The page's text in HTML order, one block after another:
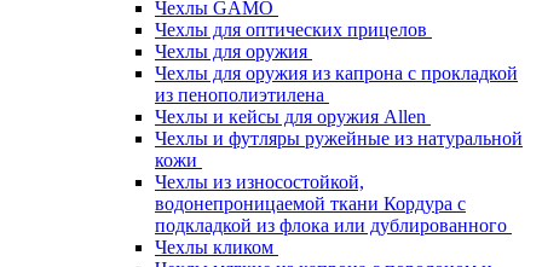
Чехлы GAMO
Чехлы для оптических прицелов
Чехлы для оружия
Чехлы для оружия из капрона с прокладкой
из пенополиэтилена
Чехлы и кейсы для оружия Allen
Чехлы и футляры ружейные из натуральной
кожи
Чехлы из износостойкой,
водонепроницаемой ткани Кордура с
подкладкой из флока или дублированного
Чехлы кликом